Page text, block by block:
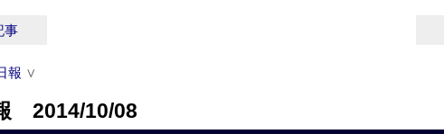
事
報 ∨
2014/10/08